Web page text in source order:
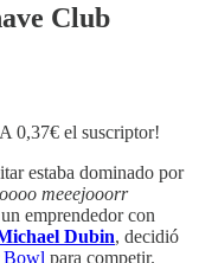
Club
0,37€ el suscriptor!
estaba dominado por
meeejooorr
emprendedor con
Dubin, decidió
Bowl para competir.